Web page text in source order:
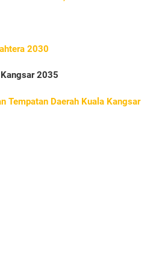
2030
2035
Tempatan Daerah Kuala Kangsar